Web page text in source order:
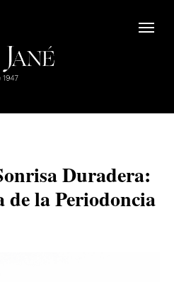
Duradera:
la Periodoncia